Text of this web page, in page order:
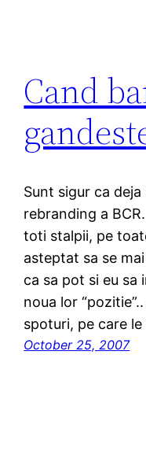
Cand
Sunt sigur ca
rebranding a
toti stalpii, pe
asteptat sa se
ca sa pot si eu sa
noua lor
spoturi, pe care
October 25, 2007